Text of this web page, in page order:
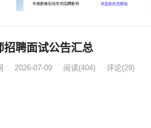
聘面试公告汇总
2026-07-09 阅读(404) 评论(29)